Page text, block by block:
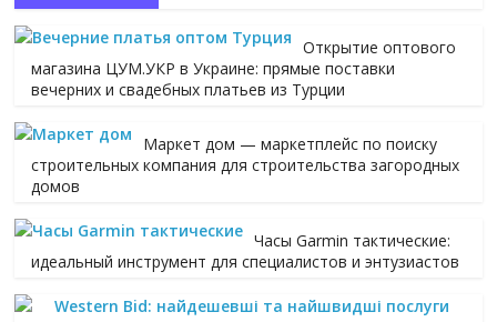
Открытие оптового
магазина ЦУМ.УКР в Украине: прямые поставки
вечерних и свадебных платьев из Турции
Маркет дом — маркетплейс по поиску
строительных компания для строительства загородных
домов
Часы Garmin тактические:
идеальный инструмент для специалистов и энтузиастов